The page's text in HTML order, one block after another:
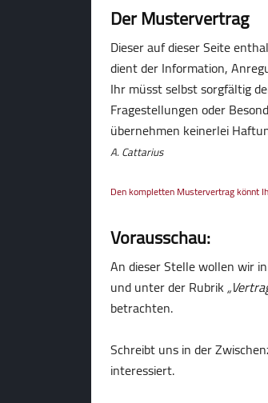
Der Mustervertrag
Dieser auf dieser Seite
dient der Information,
Ihr müsst selbst sorgfältig
Fragestellungen oder
übernehmen keinerlei
A. Cattarius
Den kompletten Mustervertrag könnt
Vorausschau:
An dieser Stelle wollen wir
und unter der Rubrik
betrachten.
Schreibt uns in der
interessiert.